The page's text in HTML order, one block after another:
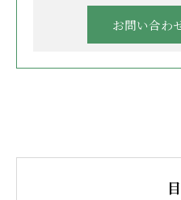
お問い合わ